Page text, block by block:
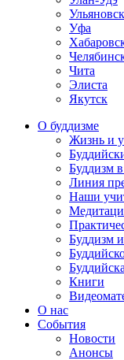
Ульяновск
Уфа
Чита
Элиста
Якутск
О буддизме
Жизнь и
Буддизм
Линия
Наши
Буддизм
Книги
О нас
События
Новости
Анонсы